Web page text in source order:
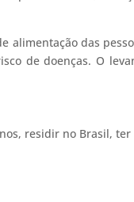
alimentação das
de doenças. O
residir no Brasil,